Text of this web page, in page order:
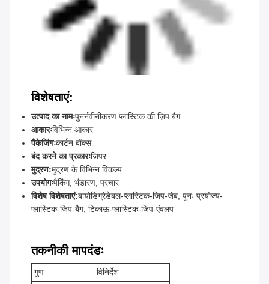
विशेषताएं:
उत्पाद का नामःपुनर्नवीनीकरण प्लास्टिक की ज़िप बैग
आकारःविभिन्न आकार
पैकेजिंगःकार्टन बॉक्स
बंद करने का प्रकारःजिपर
मुद्रण:मुद्रण के विभिन्न विकल्प
उपयोगःपैकिंग, भंडारण, प्रचार
विशेष विशेषताएं:बायोडिग्रेडेबल-प्लास्टिक-जिप-जेब, पुनः प्रयोज्य-
प्लास्टिक-जिप-बैग, टिकाऊ-प्लास्टिक-जिप-एंवलप
तकनीकी मापदंडः
गुण विनिर्देश